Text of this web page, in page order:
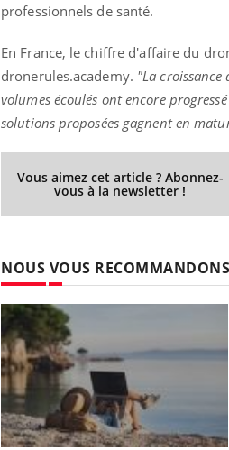
professionnels de santé.
En France, le chiffre d'affaire du
dronerules.academy. "La
volumes écoulés ont encore
solutions proposées gagnent en
Vous aimez cet article ? Abonnez-
vous à la newsletter !
NOUS VOUS RECOMMANDONS